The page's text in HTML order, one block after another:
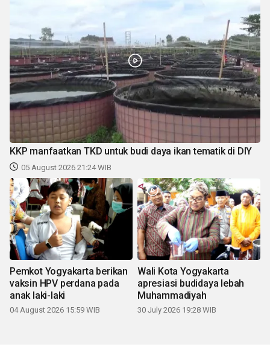
KKP manfaatkan TKD untuk budi daya ikan tematik di DIY
05 August 2026 21:24 WIB
Pemkot Yogyakarta berikan
vaksin HPV perdana pada
anak laki-laki
04 August 2026 15:59 WIB
Wali Kota Yogyakarta
apresiasi budidaya lebah
Muhammadiyah
30 July 2026 19:28 WIB